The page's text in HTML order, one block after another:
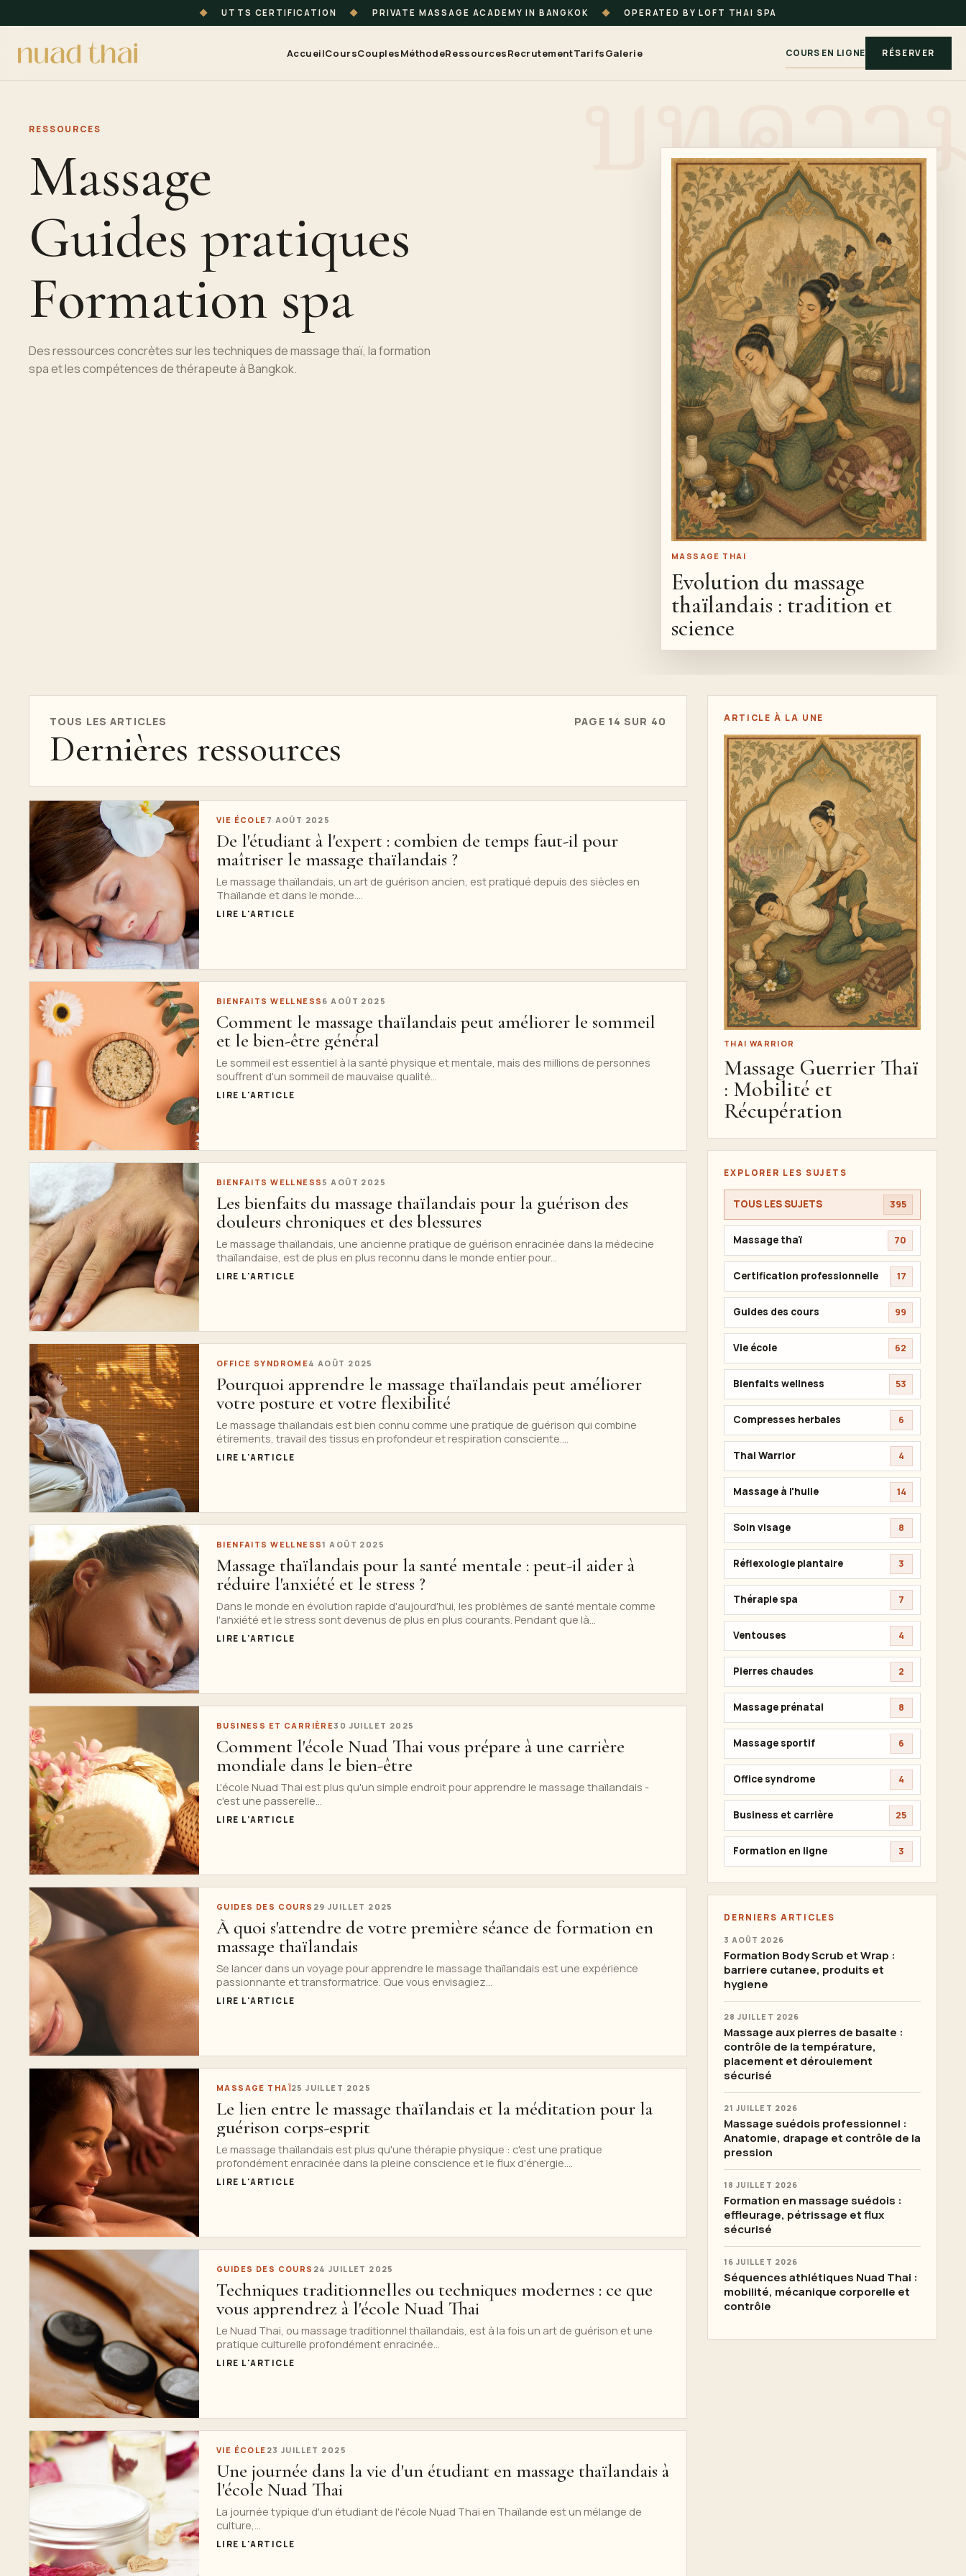
◆ UTTS CERTIFICATION ◆ PRIVATE MASSAGE ACADEMY IN BANGKOK ◆ OPERATED BY LOFT THAI SPA
AccueilCoursCouplesMéthodeRessourcesRecrutementTarifsGalerie COURS EN LIGNE RÉSERVER
RESSOURCES
Massage
Guides pratiques
Formation spa
Des ressources concrètes sur les techniques de massage thaï, la formation
spa et les compétences de thérapeute à Bangkok.
MASSAGE THAI
Evolution du massage
thaïlandais : tradition et
science
TOUS LES ARTICLES
Dernières ressources
PAGE 14 SUR 40
VIE ÉCOLE 7 AOÛT 2025
De l'étudiant à l'expert : combien de temps faut-il pour
maîtriser le massage thaïlandais ?
Le massage thaïlandais, un art de guérison ancien, est pratiqué depuis des siècles en
Thaïlande et dans le monde....
LIRE L'ARTICLE
BIENFAITS WELLNESS 6 AOÛT 2025
Comment le massage thaïlandais peut améliorer le sommeil
et le bien-être général
Le sommeil est essentiel à la santé physique et mentale, mais des millions de personnes
souffrent d'un sommeil de mauvaise qualité...
LIRE L'ARTICLE
BIENFAITS WELLNESS 5 AOÛT 2025
Les bienfaits du massage thaïlandais pour la guérison des
douleurs chroniques et des blessures
Le massage thaïlandais, une ancienne pratique de guérison enracinée dans la médecine
thaïlandaise, est de plus en plus reconnu dans le monde entier pour...
LIRE L'ARTICLE
OFFICE SYNDROME4 AOÛT 2025
Pourquoi apprendre le massage thaïlandais peut améliorer
votre posture et votre flexibilité
Le massage thaïlandais est bien connu comme une pratique de guérison qui combine
étirements, travail des tissus en profondeur et respiration consciente....
LIRE L'ARTICLE
BIENFAITS WELLNESS1 AOÛT 2025
Massage thaïlandais pour la santé mentale : peut-il aider à
réduire l'anxiété et le stress ?
Dans le monde en évolution rapide d'aujourd'hui, les problèmes de santé mentale comme
l'anxiété et le stress sont devenus de plus en plus courants. Pendant que là...
LIRE L'ARTICLE
BUSINESS ET CARRIÈRE30 JUILLET 2025
Comment l'école Nuad Thai vous prépare à une carrière
mondiale dans le bien-être
L'école Nuad Thai est plus qu'un simple endroit pour apprendre le massage thaïlandais -
c'est une passerelle...
LIRE L'ARTICLE
GUIDES DES COURS 29 JUILLET 2025
À quoi s'attendre de votre première séance de formation en
massage thaïlandais
Se lancer dans un voyage pour apprendre le massage thaïlandais est une expérience
passionnante et transformatrice. Que vous envisagiez...
LIRE L'ARTICLE
MASSAGE THAÏ25 JUILLET 2025
Le lien entre le massage thaïlandais et la méditation pour la
guérison corps-esprit
Le massage thaïlandais est plus qu'une thérapie physique : c'est une pratique
profondément enracinée dans la pleine conscience et le flux d'énergie....
LIRE L'ARTICLE
GUIDES DES COURS 24 JUILLET 2025
Techniques traditionnelles ou techniques modernes : ce que
vous apprendrez à l'école Nuad Thai
Le Nuad Thai, ou massage traditionnel thaïlandais, est à la fois un art de guérison et une
pratique culturelle profondément enracinée...
LIRE L'ARTICLE
VIE ÉCOLE 23 JUILLET 2025
Une journée dans la vie d'un étudiant en massage thaïlandais à
l'école Nuad Thai
La journée typique d'un étudiant de l'école Nuad Thai en Thaïlande est un mélange de
culture,...
LIRE L'ARTICLE
ARTICLE À LA UNE
THAI WARRIOR
Massage Guerrier Thaï
: Mobilité et
Récupération
EXPLORER LES SUJETS
TOUS LES SUJETS 395
Massage thaï 70
Certification professionnelle 17
Guides des cours 99
Vie école 62
Bienfaits wellness 53
Compresses herbales 6
Thai Warrior 4
Massage à l'huile 14
Soin visage 8
Réflexologie plantaire 3
Thérapie spa 7
Ventouses 4
Pierres chaudes 2
Massage prénatal 8
Massage sportif 6
Office syndrome 4
Business et carrière 25
Formation en ligne 3
DERNIERS ARTICLES
3 AOÛT 2026
Formation Body Scrub et Wrap :
barriere cutanee, produits et
hygiene
28 JUILLET 2026
Massage aux pierres de basalte :
contrôle de la température,
placement et déroulement
sécurisé
21 JUILLET 2026
Massage suédois professionnel :
Anatomie, drapage et contrôle de la
pression
18 JUILLET 2026
Formation en massage suédois :
effleurage, pétrissage et flux
sécurisé
16 JUILLET 2026
Séquences athlétiques Nuad Thai :
mobilité, mécanique corporelle et
contrôle